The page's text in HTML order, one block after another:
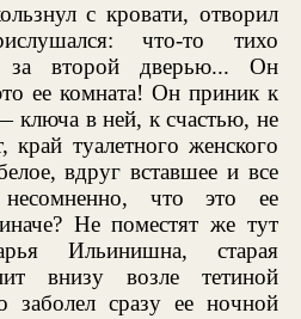
с кровати, отворил
что-то тихо
за второй дверью... Он
ее комната! Он приник к
ключа в ней, к счастью, не
туалетного женского
вдруг вставшее и все
что это ее
Не поместят же тут
Ильинишна, старая
внизу возле тетиной
сразу ее ночной